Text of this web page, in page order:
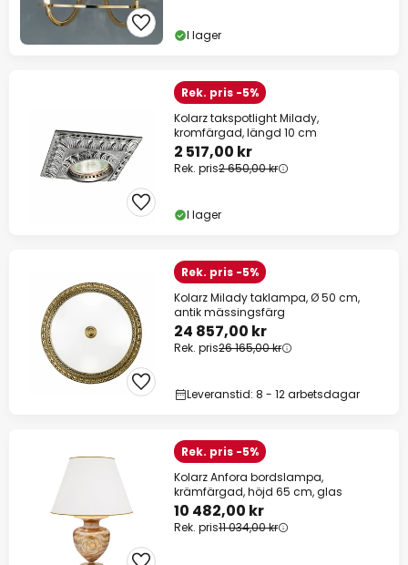
I lager
Rek. pris -5%
Kolarz takspotlight Milady,
kromfärgad, längd 10 cm
2 517,00 kr
Rek. pris2 650,00 kr
I lager
Rek. pris -5%
Kolarz Milady taklampa, Ø 50 cm,
antik mässingsfärg
24 857,00 kr
Rek. pris26 165,00 kr
Leveranstid: 8 - 12 arbetsdagar
Rek. pris -5%
Kolarz Anfora bordslampa,
krämfärgad, höjd 65 cm, glas
10 482,00 kr
Rek. pris11 034,00 kr